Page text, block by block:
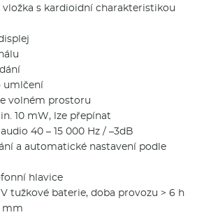
s kardioidní charakteristikou
umlčení
volném prostoru
10 mW, lze přepínat
40 – 15 000 Hz / –3dB
a automatické nastavení podle
hlavice
V tužkové baterie, doba provozu > 6 h
mm